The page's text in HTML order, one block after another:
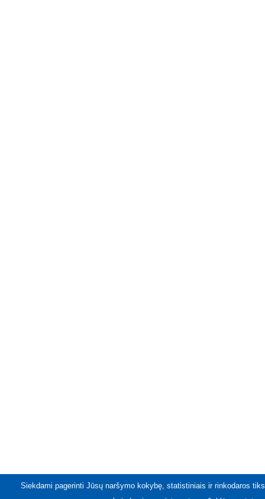
Siekdami pagerinti Jūsų naršymo kokybę, statistiniais ir rinkodaros